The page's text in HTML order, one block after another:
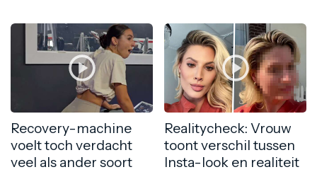
Recovery-machine
voelt toch verdacht
veel als ander soort
Realitycheck: Vrouw
toont verschil tussen
Insta-look en realiteit